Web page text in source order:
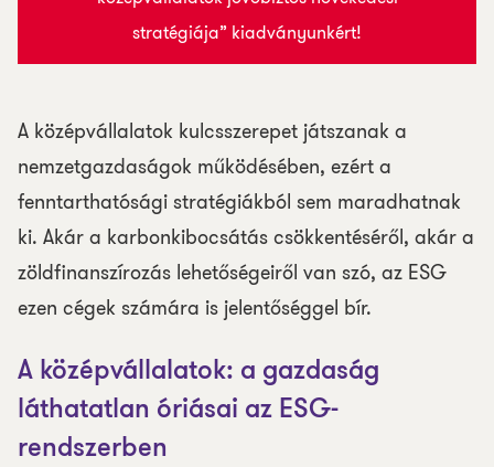
stratégiája” kiadványunkért!
A középvállalatok kulcsszerepet játszanak a
nemzetgazdaságok működésében, ezért a
fenntarthatósági stratégiákból sem maradhatnak
ki. Akár a karbonkibocsátás csökkentéséről, akár a
zöldfinanszírozás lehetőségeiről van szó, az ESG
ezen cégek számára is jelentőséggel bír.
A középvállalatok: a gazdaság
láthatatlan óriásai az ESG-
rendszerben